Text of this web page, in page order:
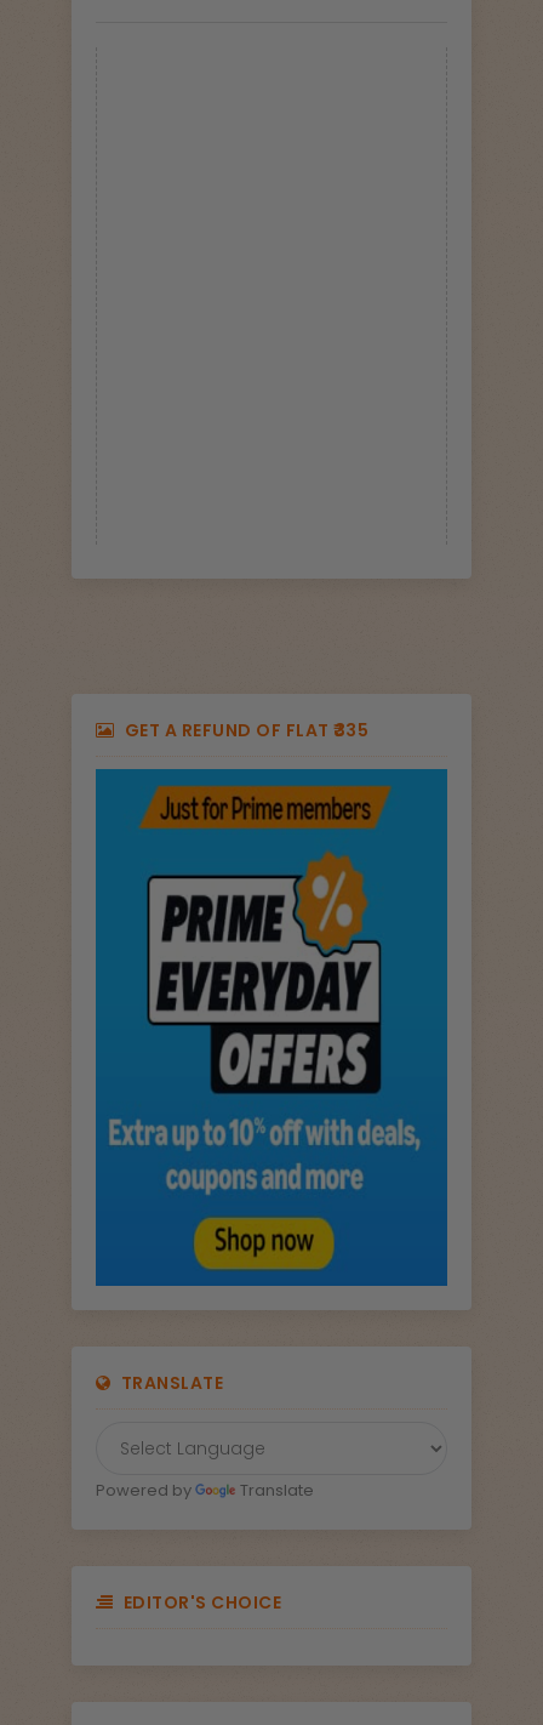
GET A REFUND OF FLAT ₹335
TRANSLATE
Powered by Translate
EDITOR'S CHOICE